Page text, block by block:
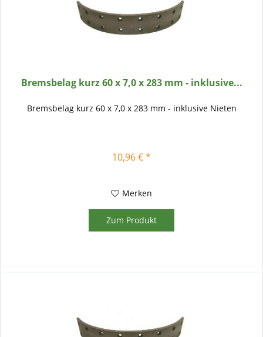
Bremsbelag kurz 60 x 7,0 x 283 mm - inklusive...
Bremsbelag kurz 60 x 7,0 x 283 mm - inklusive Nieten
10,96 € *
Merken
Zum Produkt